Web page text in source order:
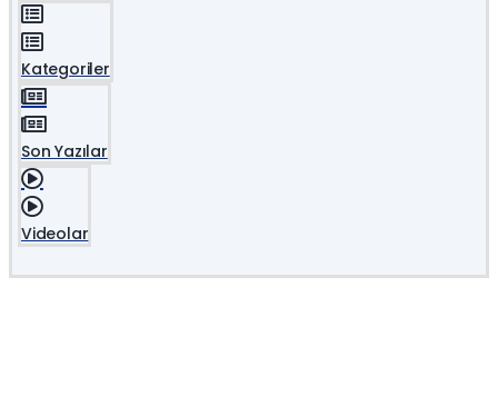
Kategoriler
Son Yazılar
Videolar